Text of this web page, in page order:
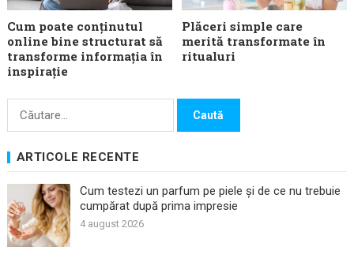
Cum poate conținutul
online bine structurat să
transforme informația în
inspirație
Plăceri simple care
merită transformate în
ritualuri
Caută
ARTICOLE RECENTE
Cum testezi un parfum pe piele și de ce nu trebuie
cumpărat după prima impresie
4 august 2026